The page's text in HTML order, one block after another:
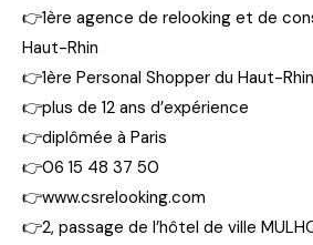
👉1ère agence de relooking et de
Haut-Rhin
👉1ère Personal Shopper du Haut-Rhin
👉plus de 12 ans d’expérience
👉diplômée à Paris
👉06 15 48 37 50
👉www.csrelooking.com
👉2, passage de l’hôtel de ville